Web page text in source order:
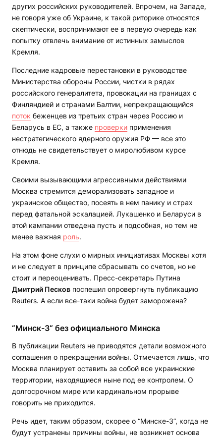
других российских руководителей. Впрочем, на Западе,
не говоря уже об Украине, к такой риторике относятся
скептически, воспринимают ее в первую очередь как
попытку отвлечь внимание от истинных замыслов
Кремля.
Последние кадровые перестановки в руководстве
Министерства обороны России, чистки в рядах
российского генералитета, провокации на границах с
Финляндией и странами Балтии, непрекращающийся
поток беженцев из третьих стран через Россию и
Беларусь в ЕС, а также проверки применения
нестратегического ядерного оружия РФ — все это
отнюдь не свидетельствует о миролюбивом курсе
Кремля.
Своими вызывающими агрессивными действиями
Москва стремится деморализовать западное и
украинское общество, посеять в нем панику и страх
перед фатальной эскалацией. Лукашенко и Беларуси в
этой кампании отведена пусть и подсобная, но тем не
менее важная роль.
На этом фоне слухи о мирных инициативах Москвы хотя
и не следует в принципе сбрасывать со счетов, но не
стоит и переоценивать. Пресс-секретарь Путина
Дмитрий Песков поспешил опровергнуть публикацию
Reuters. А если все-таки война будет заморожена?
“Минск-3“ без официального Минска
В публикации Reuters не приводятся детали возможного
соглашения о прекращении войны. Отмечается лишь, что
Москва планирует оставить за собой все украинские
территории, находящиеся ныне под ее контролем. О
долгосрочном мире или кардинальном прорыве
говорить не приходится.
Речь идет, таким образом, скорее о “Минске-3“, когда не
будут устранены причины войны, не возникнет основа